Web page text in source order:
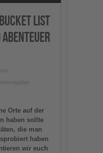
List
Orte auf der
haben sollte
die man
haben
wir euch